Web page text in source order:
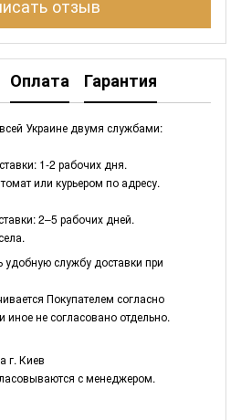
отзыв
Оплата Гарантия
Украине двумя службами:
1-2 рабочих дня.
или курьером по адресу.
2–5 рабочих дней.
удобную службу доставки при
Покупателем согласно
иное не согласовано отдельно.
г. Киев
с менеджером.